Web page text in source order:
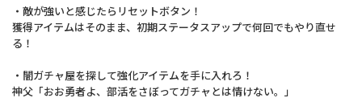
・敵が強いと感じたらリセットボタン！
獲得アイテムはそのまま、初期ステータスアップで何回でもやり直せ
る！
・闇ガチャ屋を探して強化アイテムを手に入れろ！
神父「おお勇者よ、部活をさぼってガチャとは情けない。」